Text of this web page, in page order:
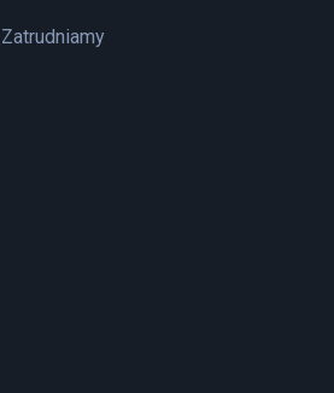
Zatrudniamy